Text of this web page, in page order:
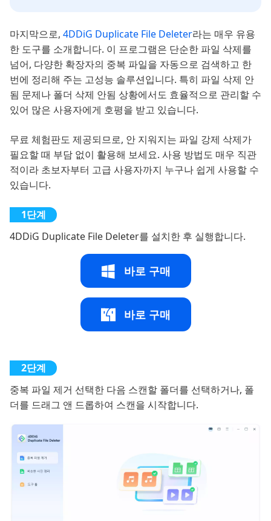
마지막으로, 4DDiG Duplicate File Deleter라는 매우 유용
한 도구를 소개합니다. 이 프로그램은 단순한 파일 삭제를
넘어, 다양한 확장자의 중복 파일을 자동으로 검색하고 한
번에 정리해 주는 고성능 솔루션입니다. 특히 파일 삭제 안
됨 문제나 폴더 삭제 안됨 상황에서도 효율적으로 관리할 수
있어 많은 사용자에게 호평을 받고 있습니다.
무료 체험판도 제공되므로, 안 지워지는 파일 강제 삭제가
필요할 때 부담 없이 활용해 보세요. 사용 방법도 매우 직관
적이라 초보자부터 고급 사용자까지 누구나 쉽게 사용할 수
있습니다.
4DDiG Duplicate File Deleter를 설치한 후 실행합니다.
바로 구매
바로 구매
중복 파일 제거 선택한 다음 스캔할 폴더를 선택하거나, 폴
더를 드래그 앤 드롭하여 스캔을 시작합니다.